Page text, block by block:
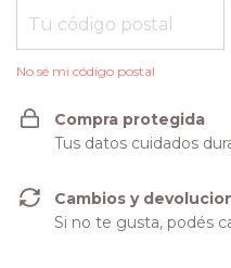
No sé mi código postal
Compra protegida
Tus datos cuidados
Cambios y
Si no te gusta, podés